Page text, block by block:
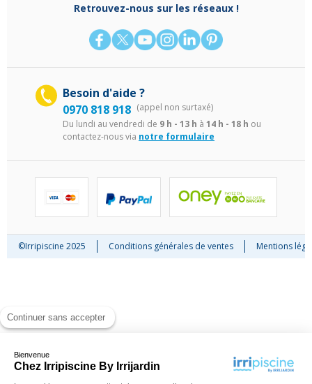
Continuer sans accepter
Bienvenue
Chez Irripiscine By Irrijardin
Retrouvez-nous sur les réseaux !
Besoin d'aide ?
0970 818 918 (appel non surtaxé)
Du lundi au vendredi de 9 h - 13 h à 14 h - 18 h ou
contactez-nous via notre formulaire
©Irripiscine 2025 Conditions générales de ventes Mentions